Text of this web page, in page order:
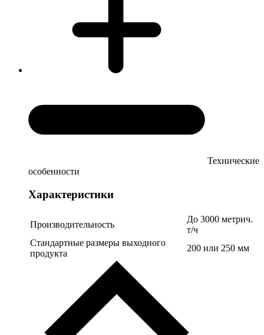
Технические
особенности
Характеристики
Производительность
До 3000 метрич.
т/ч
Стандартные размеры выходного
продукта
200 или 250 мм